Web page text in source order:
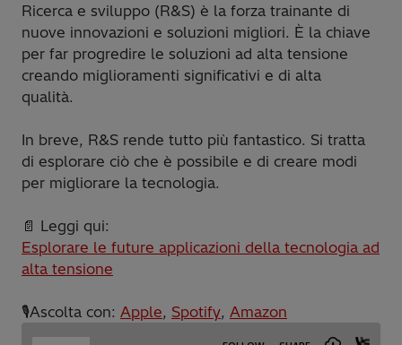
Ricerca e sviluppo (R&S) è la forza trainante di
nuove innovazioni e soluzioni migliori. È la chiave
per far progredire le soluzioni ad alta tensione
creando miglioramenti significativi e di alta
qualità.
In breve, R&S rende tutto più fantastico. Si tratta
di esplorare ciò che è possibile e di creare modi
per migliorare la tecnologia.
📄 Leggi qui:
Esplorare le future applicazioni della tecnologia ad
alta tensione
🎙️Ascolta con: Apple, Spotify, Amazon